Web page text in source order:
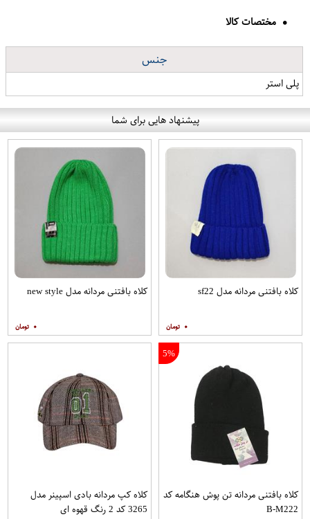
مختصات کالا
جنس
پلی استر
پیشنهاد هایی برای شما
کلاه بافتنی مردانه مدل sf22
۰
کلاه بافتنی مردانه مدل new style
۰
5%
کلاه بافتنی مردانه تن پوش هنگامه کد
B-M222
کلاه کپ مردانه بادی اسپینر مدل
3265 کد 2 رنگ قهوه ای